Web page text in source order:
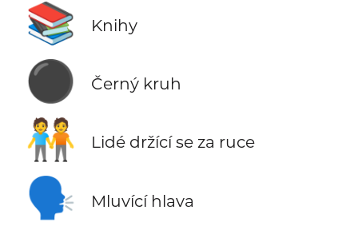
📚 Knihy
⚫ Černý kruh
🧑‍🤝‍🧑 Lidé držící se za ruce
🗣️ Mluvící hlava